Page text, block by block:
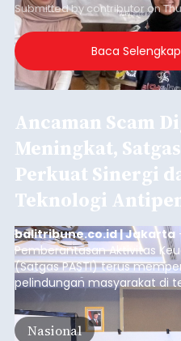
Submitted bycontributoron
Baca
Ancaman Scam
Meningkat,
Perkuat Sinergi
Teknologi
balitribune.co.id | Jakarta
Pemberantasan Aktivitas
(Satgas PASTI) terus
pelindungan masyarakat di
meningkatnya ancaman
semakin kompleks.
Nasional